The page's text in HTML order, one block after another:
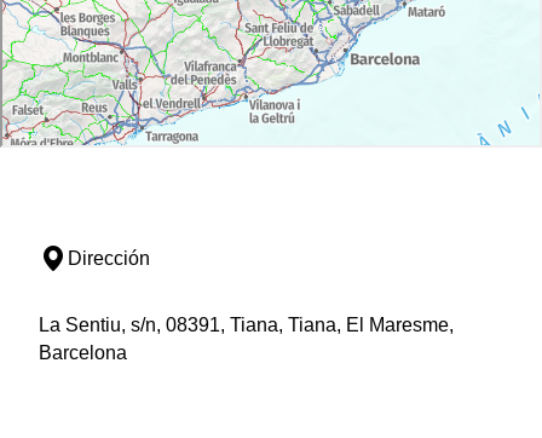
Dirección
La Sentiu, s/n, 08391, Tiana, Tiana, El Maresme,
Barcelona